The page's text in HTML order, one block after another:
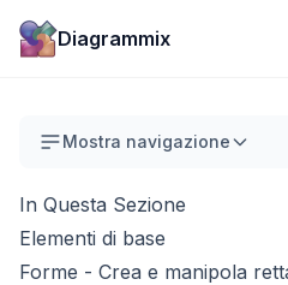
Diagrammix
Mostra navigazione
In Questa Sezione
Elementi di base
Forme - Crea e manipola